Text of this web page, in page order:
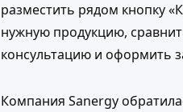
разместить рядом кнопку
нужную продукцию,
консультацию и оформить
Компания Sanergy